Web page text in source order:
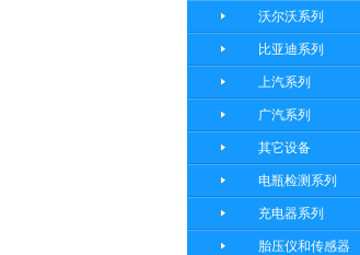
沃尔沃系列
比亚迪系列
上汽系列
广汽系列
其它设备
电瓶检测系列
充电器系列
胎压仪和传感器